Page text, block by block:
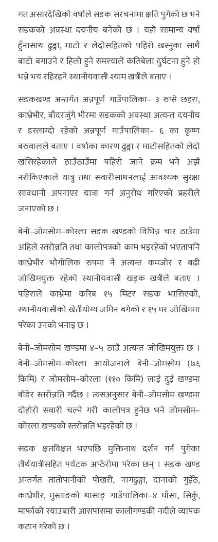
गत असारदेखिको वर्षाले सडक संरचनामा क्षति पुगेको छ भने
सडकको अवस्था दयनीय बनेको छ । यहाँ सामान्य वर्षा
हुँनासाथ ढुङ्गा, माटो र लेदोसहितको पहिरो खस्नुका साथै
बाटो बगाउने र हिलो हुने समस्याले कतिबेला दुर्घटना हुने हो
भन्ने भय रहिरहने स्थानीयवासी श्याम खत्रीले बताए ।
सडकखण्ड अन्तर्गत अन्नपूर्ण गाउँपालिका– ३ रुप्से छहरा,
काभ्रेभीर, बाँदरजुंगे भीरमा सडकको अवस्था अत्यन्त दयनीय
र डरलाग्दो रहेको अन्नपूर्ण गाउँपालिका– ६ का कृष्ण
बरुवालले बताए । वर्षाका कारण ढुङ्गा र माटोसहितको लेदो
खसिरहेकाले ठाउँठाउँमा पहिरो जाने क्रम भने अझै
नरोकिएकाले यात्रु तथा सवारीसाधनलाई आवश्यक सुरक्षा
सावधानी अपनाएर यात्रा गर्न अनुरोध गरिएको प्रहरीले
जनाएको छ ।
बेनी–जोमसोम–कोरला सडक खण्डको विभिन्न चार ठाउँमा
अहिले स्तरोन्नति तथा कालोपत्रको काम भइरहेको भएतापनि
काभ्रेभीर भौगोलिक रुपमा नै अत्यन्त कमजोर र बढी
जोखिमयुक्त रहेको स्थानीयवासी खड्क खत्रीले बताए ।
पहिराले काभ्रेमा करिब १५ मिटर सडक भासिएको,
स्थानीयवासीको खेतीयोग्य जमिन बगेको र १५ घर जोखिममा
परेका उनको भनाइ छ ।
बेनी–जोमसोम खण्डमा ४–५ ठाउँ अत्यन्त जोखिमयुक्त छ ।
बेनी–जोमसोम–कोरला आयोजनाले बेनी–जोमसोम (७६
किमि) र जोमसोम–कोरला (११० किमि) लाई दुई खण्डमा
बाँडेर स्तरोन्नति गर्दैछ । त्यसअनुसार बेनी–जोमसोम खण्डमा
दोहोरो सवारी चल्ने गरी कालोपत्र हुनेछ भने जोमसोम–
कोरला खण्डको स्तरोन्नति भइरहेको छ ।
सडक क्षतविक्षत भएपछि मुक्तिनाथ दर्शन गर्न पुगेका
तीर्थयात्रीसहित पर्यटक अप्ठेरोमा परेका छन् । सडक खण्ड
अन्तर्गत तातोपानीको पोखरी, नागढुङ्गा, दानाको गुइँठे,
काभ्रेभीर, मुस्ताङको थासाङ् गाउँपालिका–४ घाँसा, सिर्कु,
मार्फाको स्याउबारी आसपासमा कालीगण्डकी नदीले व्यापक
कटान गरेको छ ।